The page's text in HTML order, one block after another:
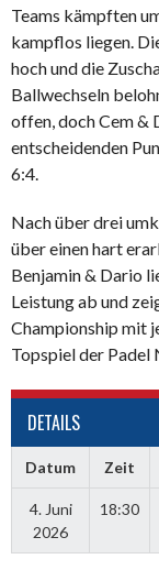
Teams kämpften
kampflos liegen.
hoch und die
Ballwechseln
offen, doch Cem &
entscheidenden
6:4.
Nach über drei
über einen hart
Benjamin & Dario
Leistung ab und
Championship mit
Topspiel der Padel
DETAILS
Datum Zeit
4. Juni
2026
18:30